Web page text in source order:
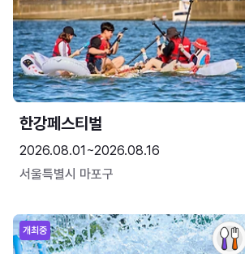
한강페스티벌
2026.08.01~2026.08.16
서울특별시 마포구
개최중